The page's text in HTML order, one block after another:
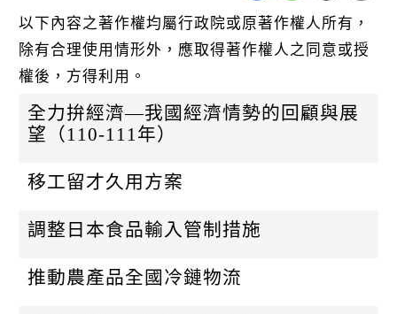
以下內容之著作權均屬行政院或原著作權人所有，
除有合理使用情形外，應取得著作權人之同意或授
權後，方得利用。
全力拚經濟—我國經濟情勢的回顧與展
望（110-111年）
移工留才久用方案
調整日本食品輸入管制措施
推動農產品全國冷鏈物流